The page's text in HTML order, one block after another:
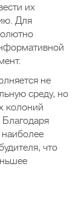
их
Для
не
среду, но
колоний
Благодаря
наиболее
что